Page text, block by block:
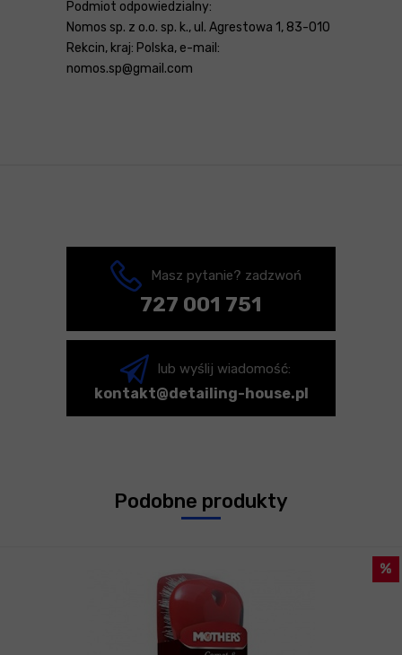
Podmiot odpowiedzialny:
Nomos sp. z o.o. sp. k., ul. Agrestowa 1, 83-010
Rekcin, kraj: Polska, e-mail:
nomos.sp@gmail.com
Masz pytanie? zadzwoń
727 001 751
lub wyślij wiadomość:
kontakt@detailing-house.pl
Podobne produkty